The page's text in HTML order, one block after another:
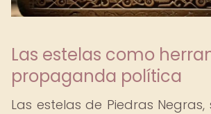
Las estelas como
propaganda política
Las estelas de Piedras